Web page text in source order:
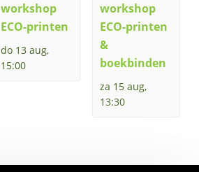
workshop
ECO-printen
do 13 aug,
15:00
workshop
ECO-printen
&
boekbinden
za 15 aug,
13:30